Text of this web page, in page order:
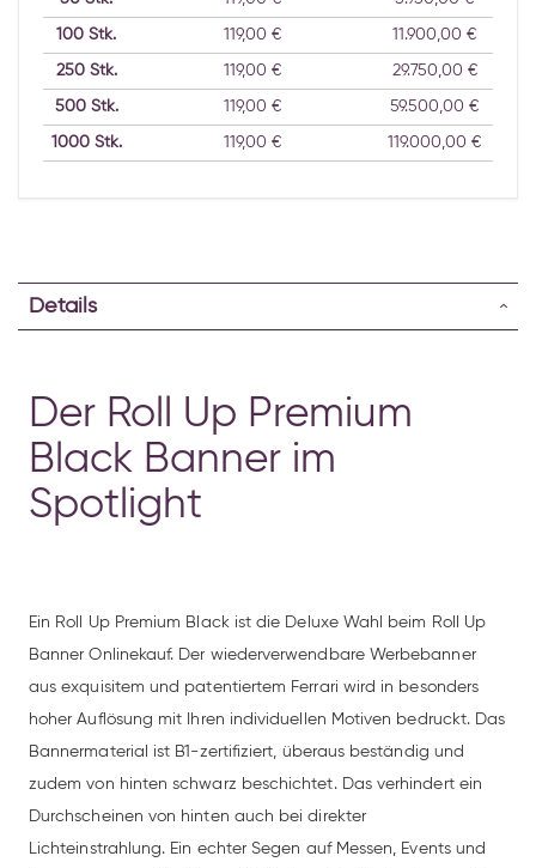
100 Stk. 119,00 € 11.900,00 €
250Stk. 119,00 € 29.750,00 €
500Stk. 119,00 € 59.500,00 €
1000Stk. 119,00 € 119.000,00 €
Details
Der Roll Up Premium
Black Banner im
Spotlight
Ein Roll Up Premium Black ist die Deluxe Wahl beim Roll Up
Banner Onlinekauf. Der wiederverwendbare Werbebanner
aus exquisitem und patentiertem Ferrari wird in besonders
hoher Auflösung mit Ihren individuellen Motiven bedruckt. Das
Bannermaterial ist B1-zertifiziert, überaus beständig und
zudem von hinten schwarz beschichtet. Das verhindert ein
Durchscheinen von hinten auch bei direkter
Lichteinstrahlung. Ein echter Segen auf Messen, Events und